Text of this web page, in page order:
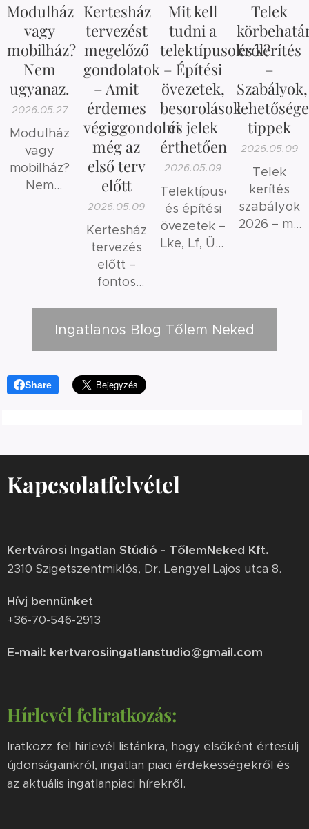
Modulház
vagy
mobilház?
Nem
ugyanaz.
2026.05.27
Modulház
vagy
mobilház?
Nem
Kertesház
tervezést
megelőző
gondolatok
– Amit
érdemes
végiggondolni
még az
első terv
előtt
2026.05.09
Kertesház
tervezés
előtt –
fontos
hibák
Mit kell
tudni a
telektípusokról?
– Építési
övezetek,
besorolások
és jelek
érthetően
2026.05.09
Telektípusok
és építési
övezetek –
Lke, Lf, Üh,
Telek
és kerítés
–
Szabályok,
tippek
2026.05.09
Telek
kerítés
szabályok
2026 – mit
Ingatlanos Blog Tőlem Neked
Share
Kapcsolatfelvétel
Kertvárosi Ingatlan Stúdió - TőlemNeked Kft.
2310 Szigetszentmiklós, Dr. Lengyel Lajos utca 8.
Hívj bennünket
+36-70-546-2913
E-mail: kertvarosiingatlanstudio@gmail.com
Hírlevél feliratkozás:
Iratkozz fel hirlevél listánkra, hogy elsőként értesülj
újdonságainkról, ingatlan piaci érdekességekről és
az aktuális ingatlanpiaci hírekről.